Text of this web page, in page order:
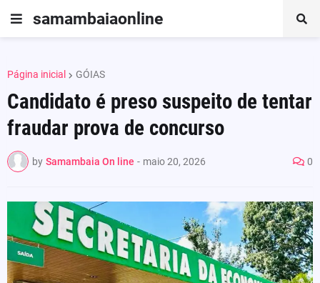
samambaiaonline
Página inicial GÓIAS
Candidato é preso suspeito de tentar
fraudar prova de concurso
by Samambaia On line - maio 20, 2026 0